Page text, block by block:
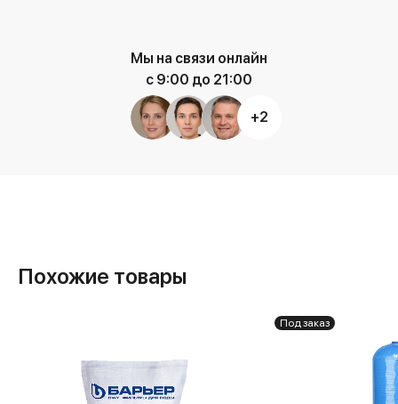
Мы на связи онлайн
с 9:00 до 21:00
+2
Похожие товары
Под заказ